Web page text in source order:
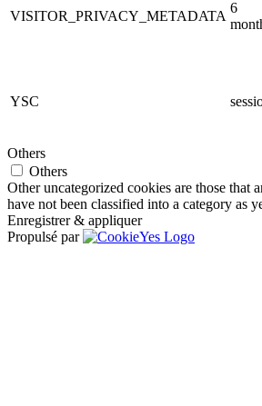
VISITOR_PRIVACY_METADATA
6
YSC
Others
Others
Other uncategorized cookies are those that
have not been classified into a category as
Enregistrer & appliquer
Propulsé par